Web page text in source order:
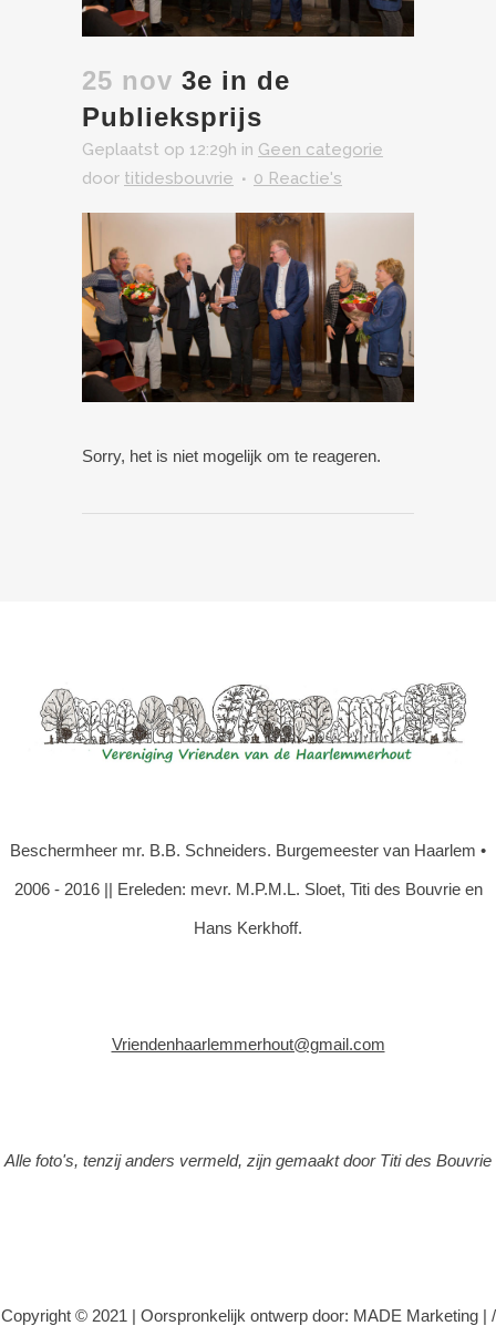
25 nov 3e in de
Publieksprijs
Geplaatst op 12:29h in Geen categorie
door titidesbouvrie 0 Reactie's
Sorry, het is niet mogelijk om te reageren.
Beschermheer mr. B.B. Schneiders. Burgemeester van Haarlem •
2006 - 2016 || Ereleden: mevr. M.P.M.L. Sloet, Titi des Bouvrie en
Hans Kerkhoff.
Vriendenhaarlemmerhout@gmail.com
Alle foto's, tenzij anders vermeld, zijn gemaakt door Titi des Bouvrie
Copyright © 2021 | Oorspronkelijk ontwerp door: MADE Marketing| /